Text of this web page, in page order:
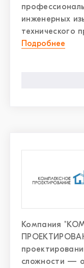
инженерных
технического
Подробнее
Компания
сложности —